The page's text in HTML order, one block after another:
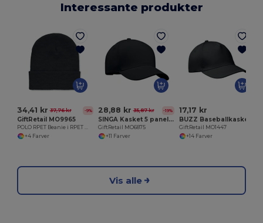
Interessante produkter
34,41 kr 37,76 kr -9%
GiftRetail MO9965
POLO RPET Beanie i RPET med manchet
+4 Farver
28,88 kr 35,87 kr -19%
SINGA Kasket 5 paneler
GiftRetail MO6875
+11 Farver
17,17 kr
GiftRetail MO1447
+14 Farver
Vis alle